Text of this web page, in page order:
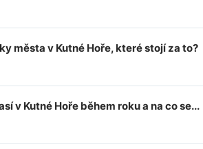
města v Kutné Hoře, které stojí za to?
v Kutné Hoře během roku a na co se...